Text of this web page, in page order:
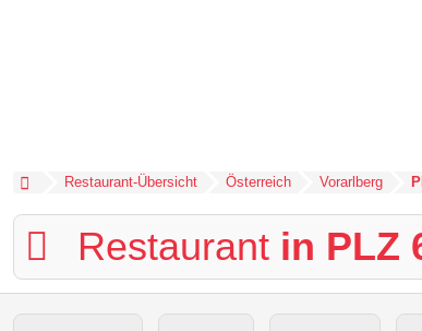
Restaurant-Übersicht Österreich Vorarlberg
Restaurant in PLZ